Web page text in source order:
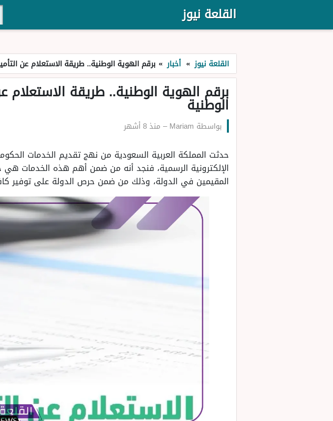
القلعة نيوز
القلعة نيوز » أخبار » برقم الهوية الوطنية.. طريقة الاستعلام عن
برقم الهوية الوطنية.. طريقة الاستعلام
الوطنية
بواسطة Mariam
– منذ 8 أشهر
حدثت المملكة العربية السعودية من نهج تقديم الخدمات
الإلكترونية الرسمية، فنجد أنه من ضمن أهم هذه الخدمات هي
المقيمين في الدولة، وذلك من ضمن حرص الدولة على توفير